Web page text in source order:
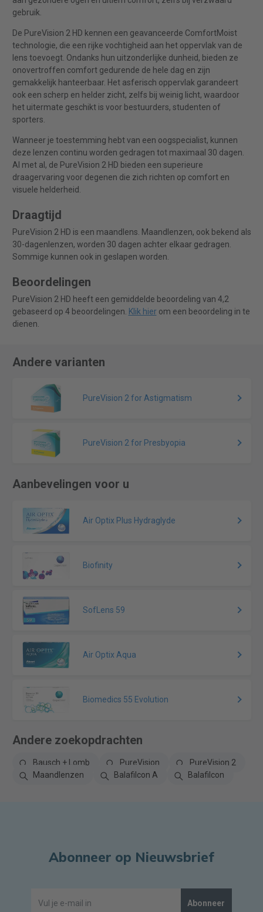
gebruik.
De PureVision 2 HD kennen een geavanceerde ComfortMoist
technologie, die een rijke vochtigheid aan het oppervlak van de
lens toevoegt. Ondanks hun uitzonderlijke dunheid, bieden ze
onovertroffen comfort gedurende de hele dag en zijn
gemakkelijk hanteerbaar. Het asferisch oppervlak garandeert
ook een scherp en helder zicht, zelfs bij weinig licht, waardoor
het uitermate geschikt is voor bestuurders, studenten of
sporters.
Wanneer je toestemming hebt van een oogspecialist, kunnen
deze lenzen continu worden gedragen tot maximaal 30 dagen.
Al met al, de PureVision 2 HD bieden een superieure
draagervaring voor degenen die zich richten op comfort en
visuele helderheid.
Draagtijd
PureVision 2 HD is een maandlens. Maandlenzen, ook bekend als
30-dagenlenzen, worden 30 dagen achter elkaar gedragen.
Sommige kunnen ook in geslapen worden.
Beoordelingen
PureVision 2 HD heeft een gemiddelde beoordeling van 4,2
gebaseerd op 4 beoordelingen. Klik hierom een beoordeling in te
dienen.
Andere varianten
PureVision 2 for Astigmatism
PureVision 2 for Presbyopia
Aanbevelingen voor u
Air Optix Plus Hydraglyde
Biofinity
SofLens 59
Air Optix Aqua
Biomedics 55 Evolution
Andere zoekopdrachten
Bausch + Lomb PureVision
PureVision 2
Maandlenzen
Balafilcon A Balafilcon
Abonneer op Nieuwsbrief
Abonneer